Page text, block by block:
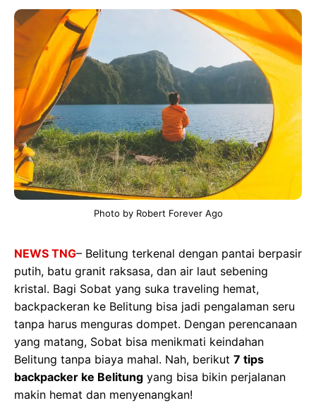
Photo by Robert Forever Ago
NEWS TNG– Belitung terkenal dengan pantai berpasir
putih, batu granit raksasa, dan air laut sebening
kristal. Bagi Sobat yang suka traveling hemat,
backpackeran ke Belitung bisa jadi pengalaman seru
tanpa harus menguras dompet. Dengan perencanaan
yang matang, Sobat bisa menikmati keindahan
Belitung tanpa biaya mahal. Nah, berikut 7 tips
backpacker ke Belitung yang bisa bikin perjalanan
makin hemat dan menyenangkan!